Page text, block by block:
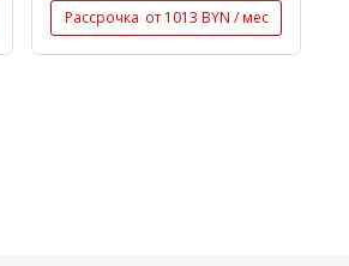
Рассрочка от 1013 BYN / мес